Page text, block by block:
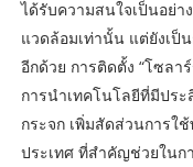
ได้รับความสนใจเป็นอย่า
แวดล้อมเท่านั้น แต่ยังเป็
อีกด้วย การติดตั้ง “โซลา
การนำเทคโนโลยีที่มีปร
กระจก เพิ่มสัดส่วนการใ
ประเทศ ที่สำคัญช่วยในก